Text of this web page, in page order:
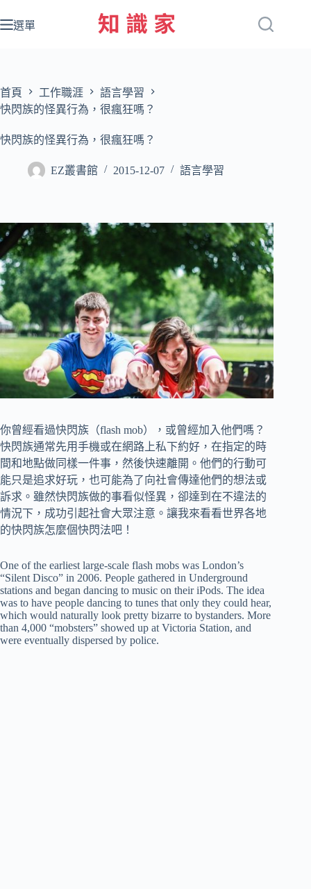
至
容
選單
首頁 工作職涯
語言學習
快閃族的怪異行為，很瘋狂嗎？
快閃族的怪異行為，很瘋狂嗎？
EZ叢書館 2015-12-07 語言學習
你曾經看過快閃族（flash mob），或曾經加入他們嗎？
快閃族通常先用手機或在網路上私下約好，在指定的時
間和地點做同樣一件事，然後快速離開。他們的行動可
能只是追求好玩，也可能為了向社會傳達他們的想法或
訴求。雖然快閃族做的事看似怪異，卻達到在不違法的
情況下，成功引起社會大眾注意。讓我來看看世界各地
的快閃族怎麼個快閃法吧！
One of the earliest large-scale flash mobs was London’s
“Silent Disco” in 2006. People gathered in Underground
stations and began dancing to music on their iPods. The idea
was to have people dancing to tunes that only they could hear,
which would naturally look pretty bizarre to bystanders. More
than 4,000 “mobsters” showed up at Victoria Station, and
were eventually dispersed by police.